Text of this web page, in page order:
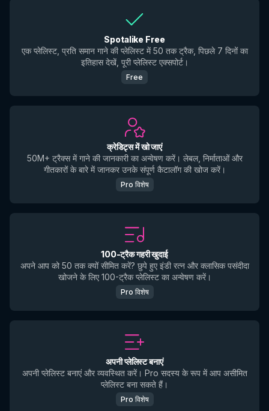
Spotalike Free
एक प्लेलिस्ट, प्रति समान गाने की प्लेलिस्ट में 50 तक ट्रैक, पिछले 7 दिनों का
इतिहास देखें, पूरी प्लेलिस्ट एक्सपोर्ट।
Free
क्रेडिट्स में खो जाएं
50M+ ट्रैक्स में गाने की जानकारी का अन्वेषण करें। लेबल, निर्माताओं और
गीतकारों के बारे में जानकर उनके संपूर्ण कैटालॉग की खोज करें।
Pro विशेष
100-ट्रैक गहरी खुदाई
अपने आप को 50 तक क्यों सीमित करें? छुपे हुए इंडी रत्न और क्लासिक पसंदीदा
खोजने के लिए 100-ट्रैक प्लेलिस्ट का अन्वेषण करें।
Pro विशेष
अपनी प्लेलिस्ट बनाएं
अपनी प्लेलिस्ट बनाएं और व्यवस्थित करें। Pro सदस्य के रूप में आप असीमित
प्लेलिस्ट बना सकते हैं।
Pro विशेष